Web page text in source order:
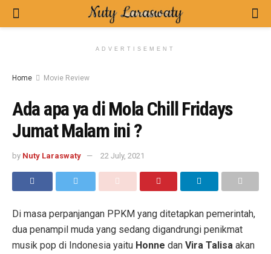
ADVERTISEMENT
Home Movie Review
Ada apa ya di Mola Chill Fridays
Jumat Malam ini ?
by Nuty Laraswaty 22 July, 2021
Di masa perpanjangan PPKM yang ditetapkan pemerintah,
dua penampil muda yang sedang digandrungi penikmat
musik pop di Indonesia yaitu Honne dan Vira Talisa akan